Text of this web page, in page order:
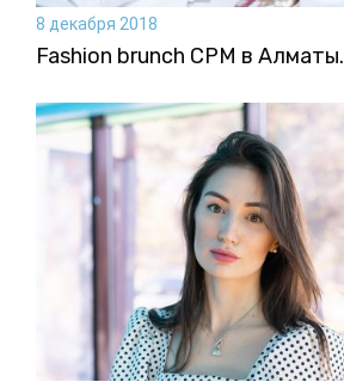
8 декабря 2018
Fashion brunch CPM в Алматы.